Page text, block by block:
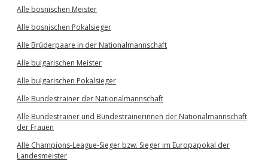
Alle bosnischen Meister
Alle bosnischen Pokalsieger
Alle Brüderpaare in der Nationalmannschaft
Alle bulgarischen Meister
Alle bulgarischen Pokalsieger
Alle Bundestrainer der Nationalmannschaft
Alle Bundestrainer und Bundestrainerinnen der Nationalmannschaft
der Frauen
Alle Champions-League-Sieger bzw. Sieger im Europapokal der
Landesmeister